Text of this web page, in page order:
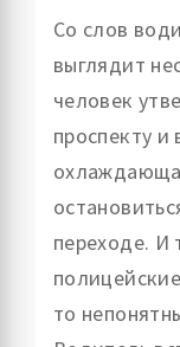
Со слов
выглядит
человек
проспекту и
переходе. И
то